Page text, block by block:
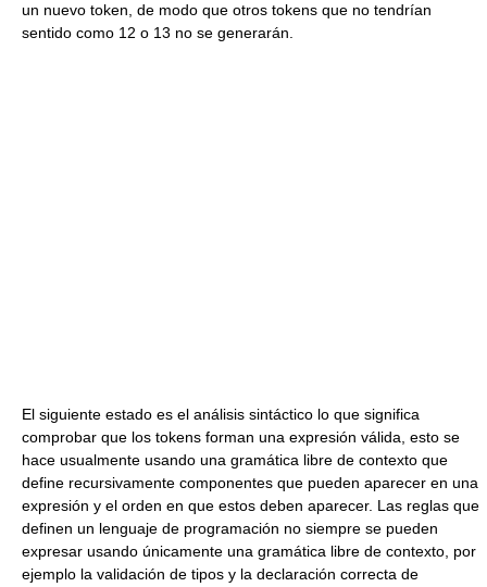
un nuevo token, de modo que otros tokens que no tendrían
sentido como 12 o 13 no se generarán.
El siguiente estado es el análisis sintáctico lo que significa
comprobar que los tokens forman una expresión válida, esto se
hace usualmente usando una gramática libre de contexto que
define recursivamente componentes que pueden aparecer en una
expresión y el orden en que estos deben aparecer. Las reglas que
definen un lenguaje de programación no siempre se pueden
expresar usando únicamente una gramática libre de contexto, por
ejemplo la validación de tipos y la declaración correcta de